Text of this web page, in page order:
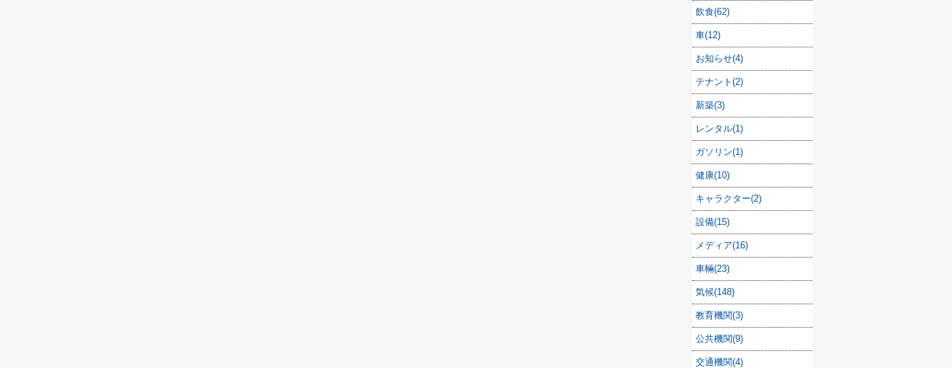
飲食(62)
車(12)
お知らせ(4)
テナント(2)
新築(3)
レンタル(1)
ガソリン(1)
健康(10)
キャラクター(2)
設備(15)
メディア(16)
車輛(23)
気候(148)
教育機関(3)
公共機関(9)
交通機関(4)